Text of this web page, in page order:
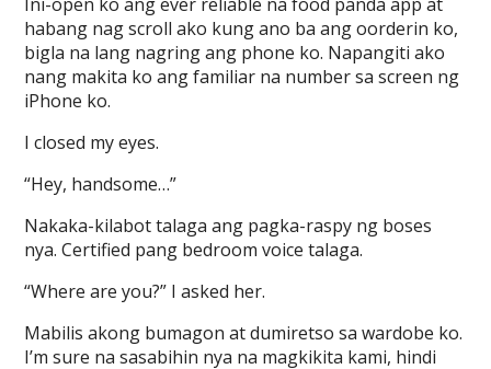
habang nag scroll ako kung ano ba ang oorderin ko,
bigla na lang nagring ang phone ko. Napangiti ako
nang makita ko ang familiar na number sa screen ng
iPhone ko.
I closed my eyes.
“Hey, handsome…”
Nakaka-kilabot talaga ang pagka-raspy ng boses
nya. Certified pang bedroom voice talaga.
“Where are you?” I asked her.
Mabilis akong bumagon at dumiretso sa wardobe ko.
I’m sure na sasabihin nya na magkikita kami, hindi